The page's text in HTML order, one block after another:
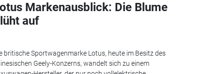
Markenausblick: Die Blume
auf
britische Sportwagenmarke Lotus, heute im Besitz des
Geely-Konzerns, wandelt sich zu einem